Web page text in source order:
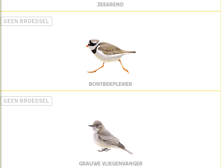
ZEEAREND
GEEN BROEDSEL
BONTBEKPLEVIER
GEEN BROEDSEL
GRAUWE VLIEGENVANGER